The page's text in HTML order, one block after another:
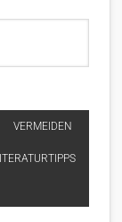
VERMEIDEN